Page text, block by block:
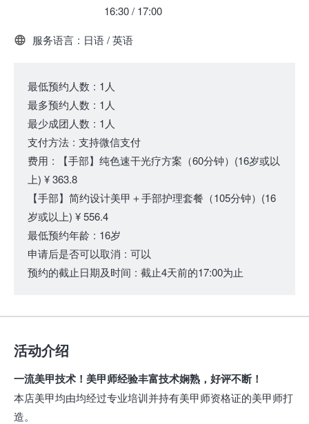
16:30 / 17:00
服务语言 : 日语 / 英语
最低预约人数 : 1人
最多预约人数 : 1人
最少成团人数 : 1人
支付方法 : 支持微信支付
费用 : 【手部】纯色速干光疗方案（60分钟） (16岁或以
上) ¥ 363.8
【手部】简约设计美甲＋手部护理套餐（105分钟） (16
岁或以上) ¥ 556.4
最低预约年龄 : 16岁
申请后是否可以取消 : 可以
预约的截止日期及时间 : 截止4天前的17:00为止
活动介绍
一流美甲技术！美甲师经验丰富技术娴熟，好评不断！
本店美甲均由均经过专业培训并持有美甲师资格证的美甲师打
造。